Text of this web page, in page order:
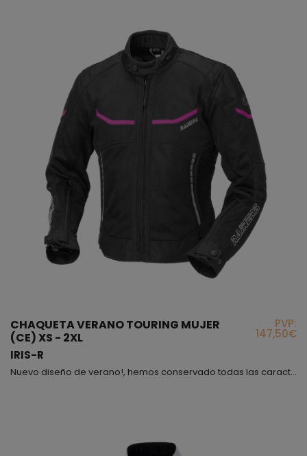
CHAQUETA VERANO TOURING MUJER
(CE) XS - 2XL
IRIS-R
PVP:
147,50€
Nuevo diseño de verano!, hemos conservado todas las características de la antigua chaqueta Danna que tanto éxito ha tenido, añadiendo pequeños detalles que la han convertido en una prenda mucho más actual y tan cómoda como siempre, resumiendo, te ofrecemos con este producto un dos en uno!, nuevo modelo, igual comodidad; no obstante, te recordamos que la chaqueta Iris, continua siendo de talle corto a la altura de la cintura aproximadamente, es totalmente transpirabl...